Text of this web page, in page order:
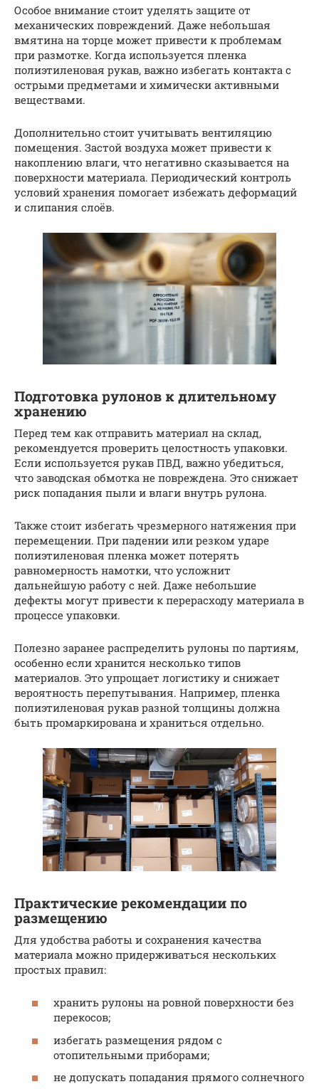
Особое внимание стоит уделять защите от
механических повреждений. Даже небольшая
вмятина на торце может привести к проблемам
при размотке. Когда используется пленка
полиэтиленовая рукав, важно избегать контакта с
острыми предметами и химически активными
веществами.
Дополнительно стоит учитывать вентиляцию
помещения. Застой воздуха может привести к
накоплению влаги, что негативно сказывается на
поверхности материала. Периодический контроль
условий хранения помогает избежать деформаций
и слипания слоёв.
Подготовка рулонов к длительному
хранению
Перед тем как отправить материал на склад,
рекомендуется проверить целостность упаковки.
Если используется рукав ПВД, важно убедиться,
что заводская обмотка не повреждена. Это снижает
риск попадания пыли и влаги внутрь рулона.
Также стоит избегать чрезмерного натяжения при
перемещении. При падении или резком ударе
полиэтиленовая пленка может потерять
равномерность намотки, что усложнит
дальнейшую работу с ней. Даже небольшие
дефекты могут привести к перерасходу материала в
процессе упаковки.
Полезно заранее распределить рулоны по партиям,
особенно если хранится несколько типов
материалов. Это упрощает логистику и снижает
вероятность перепутывания. Например, пленка
полиэтиленовая рукав разной толщины должна
быть промаркирована и храниться отдельно.
Практические рекомендации по
размещению
Для удобства работы и сохранения качества
материала можно придерживаться нескольких
простых правил:
хранить рулоны на ровной поверхности без
перекосов;
избегать размещения рядом с
отопительными приборами;
не допускать попадания прямого солнечного